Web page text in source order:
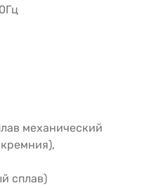
механический
сплав)